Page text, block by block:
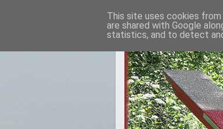
This site uses cookies
are shared with Google
statistics, and to detect